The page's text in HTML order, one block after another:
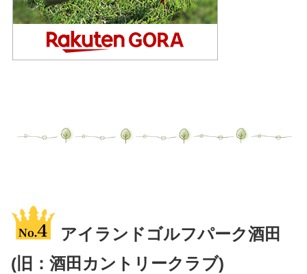
アイランドゴルフパーク酒田
(旧：酒田カントリークラブ)